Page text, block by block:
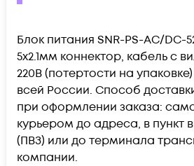
Блок питания SNR-PS-AC/DC-
5x2.1мм коннектор, кабель с
220В (потертости на
всей России. Способ
при оформлении заказа:
курьером до адреса, в пункт
(ПВЗ) или до терминала
компании.